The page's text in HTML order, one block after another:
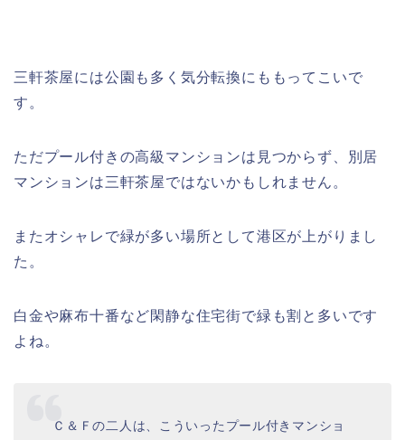
三軒茶屋には公園も多く気分転換にももってこいで
す。
ただプール付きの高級マンションは見つからず、別居
マンションは三軒茶屋ではないかもしれません。
またオシャレで緑が多い場所として港区が上がりまし
た。
白金や麻布十番など閑静な住宅街で緑も割と多いです
よね。
Ｃ＆Ｆの二人は、こういったプール付きマンショ